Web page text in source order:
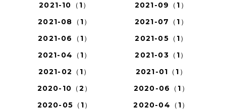
2021-10（1）
2021-09（1）
2021-08（1）
2021-07（1）
2021-06（1）
2021-05（1）
2021-04（1）
2021-03（1）
2021-02（1）
2021-01（1）
2020-10（2）
2020-06（1）
2020-05（1）
2020-04（1）